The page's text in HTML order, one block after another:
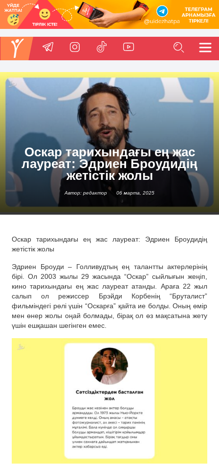
Оскар тарихындағы ең жас
лауреат: Эдриен Броудидің
жетістік жолы
Автор: редактор 06 марта, 2025
Оскар тарихындағы ең жас лауреат: Эдриен Броудидің
жетістік жолы
Эдриен Броуди – Голливудтың ең талантты актерлерінің
бірі. Ол 2003 жылы 29 жасында “Оскар” сыйлығын жеңіп,
кино тарихындағы ең жас лауреат атанды. Араға 22 жыл
салып ол режиссер Брэйди Корбенің “Бруталист”
фильміндегі рөлі үшін “Оскарға” қайта ие болды. Оның өмір
мен өнер жолы оңай болмады, бірақ ол өз мақсатына жету
үшін ешқашан шегінген емес.